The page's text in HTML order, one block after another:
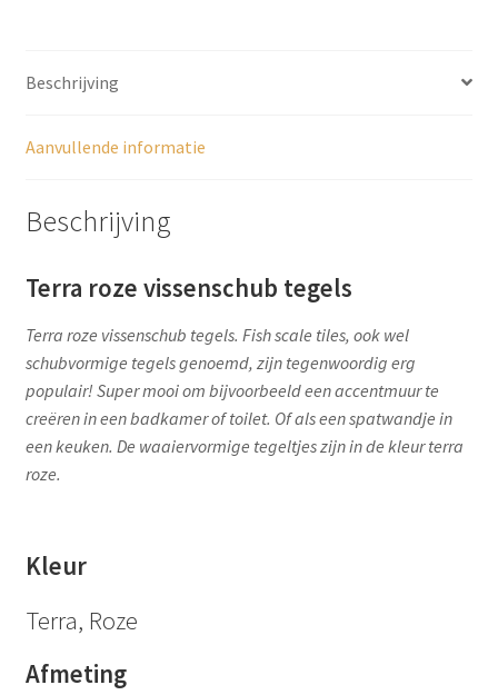
Beschrijving
Aanvullende informatie
Beschrijving
Terra roze vissenschub tegels
Terra roze vissenschub tegels. Fish scale tiles, ook wel
schubvormige tegels genoemd, zijn tegenwoordig erg
populair! Super mooi om bijvoorbeeld een accentmuur te
creëren in een badkamer of toilet. Of als een spatwandje in
een keuken. De waaiervormige tegeltjes zijn in de kleur terra
roze.
Kleur
Terra, Roze
Afmeting